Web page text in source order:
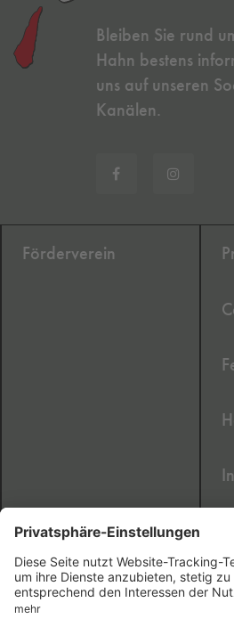
Bleiben Sie rund
Hahn bestens
uns auf unseren
Kanälen.
Förderverein
2020 © Cafe Hahn GmbH